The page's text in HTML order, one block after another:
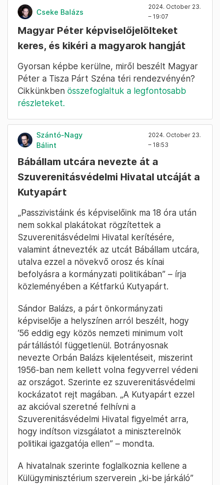
Cseke Balázs
2024. October 23.
– 19:07
Magyar Péter képviselőjelölteket
keres, és kikéri a magyarok hangját
Gyorsan képbe kerülne, miről beszélt Magyar
Péter a Tisza Párt Széna téri rendezvényén?
Cikkünkben összefoglaltuk a legfontosabb
részleteket.
Szántó-Nagy
Bálint
2024. October 23.
– 18:53
Bábállam utcára nevezte át a
Szuverenitásvédelmi Hivatal utcáját a
Kutyapárt
„Passzivistáink és képviselőink ma 18 óra után
nem sokkal plakátokat rögzítettek a
Szuverenitásvédelmi Hivatal kerítésére,
valamint átnevezték az utcát Bábállam utcára,
utalva ezzel a növekvő orosz és kínai
befolyásra a kormányzati politikában” – írja
közleményében a Kétfarkú Kutyapárt.
Sándor Balázs, a párt önkormányzati
képviselője a helyszínen arról beszélt, hogy
‘56 eddig egy közös nemzeti minimum volt
pártállástól függetlenül. Botrányosnak
nevezte Orbán Balázs kijelentéseit, miszerint
1956-ban nem kellett volna fegyverrel védeni
az országot. Szerinte ez szuverenitásvédelmi
kockázatot rejt magában. „A Kutyapárt ezzel
az akcióval szeretné felhívni a
Szuverenitásvédelmi Hivatal figyelmét arra,
hogy indítson vizsgálatot a miniszterelnök
politikai igazgatója ellen” – mondta.
A hivatalnak szerinte foglalkoznia kellene a
Külügyminisztérium szerverein „ki-be járkáló”